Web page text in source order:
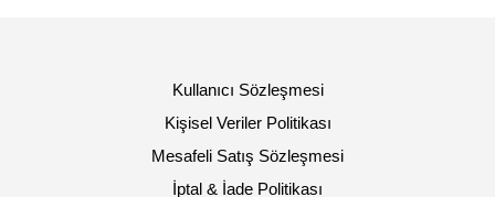
Kullanıcı Sözleşmesi
Kişisel Veriler Politikası
Mesafeli Satış Sözleşmesi
İptal & İade Politikası